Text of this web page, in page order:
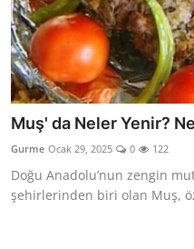
Muş' da Neler Yenir?
Gurme Ocak 29, 2025 0 122
Doğu Anadolu’nun zengin
şehirlerinden biri olan Muş,